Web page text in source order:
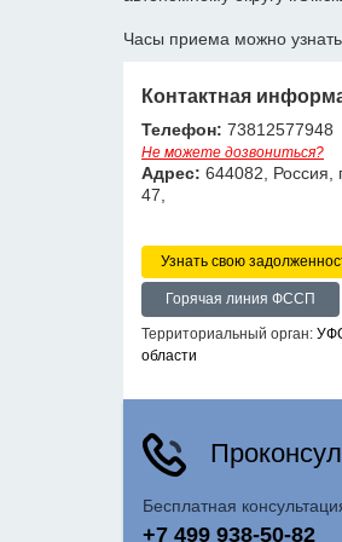
Часы приема можно
Контактная
Телефон: 73812577948
Не можете дозвониться?
Адрес: 644082, Россия,
47,
Узнать свою
Горячая линия ФССП
Территориальный орган:
области